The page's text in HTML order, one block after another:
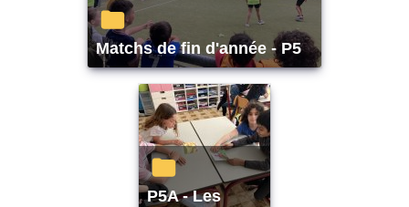
Matchs de fin d'année - P5
P5A - Les